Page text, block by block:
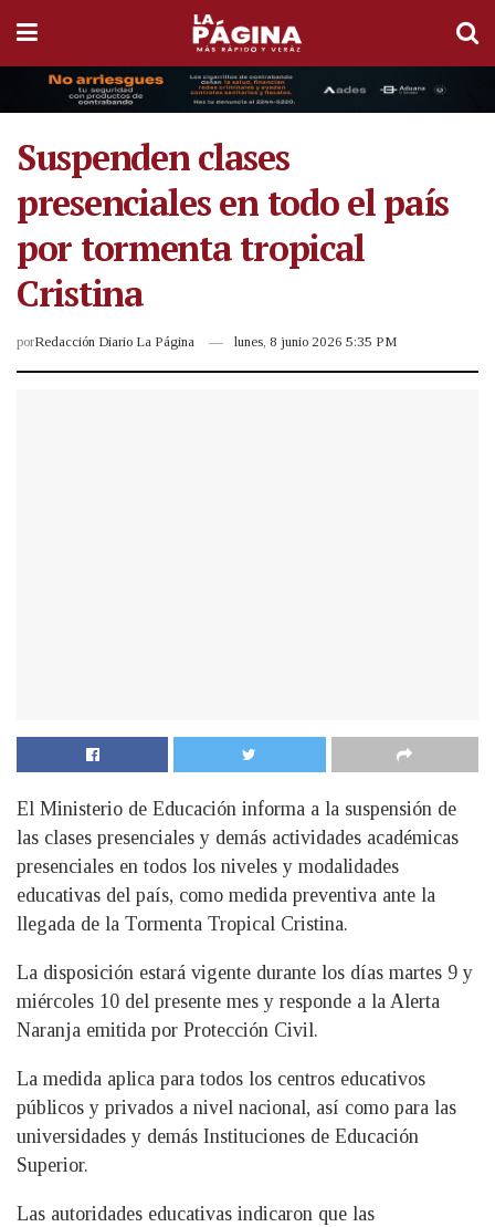
Suspenden clases
presenciales en todo el país
por tormenta tropical
Cristina
porRedacción Diario La Página lunes, 8 junio 2026 5:35 PM
El Ministerio de Educación informa a la suspensión de
las clases presenciales y demás actividades académicas
presenciales en todos los niveles y modalidades
educativas del país, como medida preventiva ante la
llegada de la Tormenta Tropical Cristina.
La disposición estará vigente durante los días martes 9 y
miércoles 10 del presente mes y responde a la Alerta
Naranja emitida por Protección Civil.
La medida aplica para todos los centros educativos
públicos y privados a nivel nacional, así como para las
universidades y demás Instituciones de Educación
Superior.
Las autoridades educativas indicaron que las